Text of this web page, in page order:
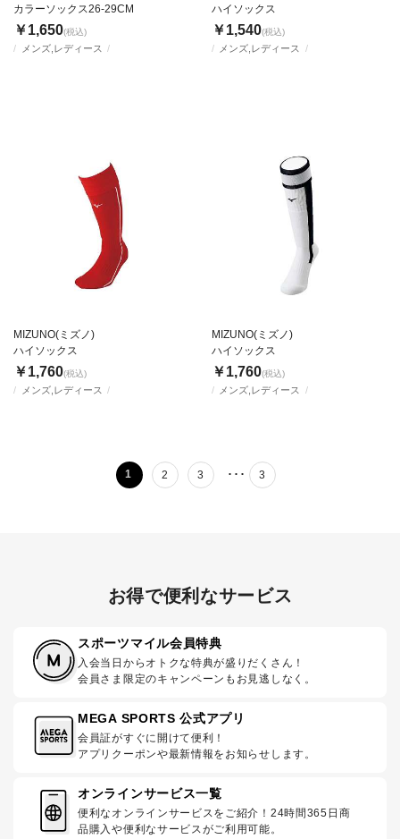
メンズ,レディース
カラーソックス26-29CM
￥1,650(税込)
メンズ,レディース
ハイソックス
￥1,540(税込)
メンズ,レディース
MIZUNO(ミズノ)
ハイソックス
￥1,760(税込)
メンズ,レディース
MIZUNO(ミズノ)
ハイソックス
￥1,760(税込)
1 2 3 ･･･ 3
お得で便利なサービス
スポーツマイル会員特典
入会当日からオトクな特典が盛りだくさん！
会員さま限定のキャンペーンもお見逃しなく。
MEGA SPORTS 公式アプリ
会員証がすぐに開けて便利！
アプリクーポンや最新情報をお知らせします。
オンラインサービス一覧
便利なオンラインサービスをご紹介！24時間365日商
品購入や便利なサービスがご利用可能。